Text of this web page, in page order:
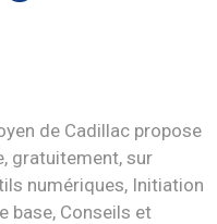
de Cadillac propose
gratuitement, sur
numériques, Initiation
base, Conseils et